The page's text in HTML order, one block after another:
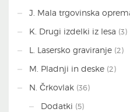
J. Mala trgovinska
K. Drugi izdelki iz lesa (3)
L. Lasersko graviranje (2)
M. Pladnji in deske (2)
N. Črkovlak (36)
Dodatki (5)